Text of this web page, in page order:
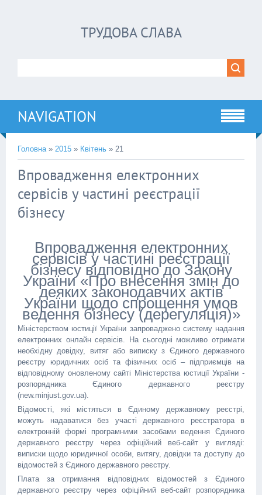
ТРУДОВА СЛАВА
NAVIGATION
Головна» 2015 » Квітень » 21
Впровадження електронних
сервісів у частині реєстрації
бізнесу
Впровадження електронних
сервісів у частині реєстрації
бізнесу відповідно до Закону
України «Про внесення змін до
деяких законодавчих актів
України щодо спрощення умов
ведення бізнесу (дерегуляція)»
Міністерством юстиції України запроваджено систему надання
електронних онлайн сервісів. На сьогодні можливо отримати
необхідну довідку, витяг або виписку з Єдиного державного
реєстру юридичних осіб та фізичних осіб – підприємців на
відповідному оновленому сайті Міністерства юстиції України -
розпорядника Єдиного державного реєстру
(new.minjust.gov.ua).
Відомості, які містяться в Єдиному державному реєстрі,
можуть надаватися без участі державного реєстратора в
електронній формі програмними засобами ведення Єдиного
державного реєстру через офіційний веб-сайт у вигляді:
виписки щодо юридичної особи, витягу, довідки та доступу до
відомостей з Єдиного державного реєстру.
Плата за отримання відповідних відомостей з Єдиного
державного реєстру через офіційний веб-сайт розпорядника